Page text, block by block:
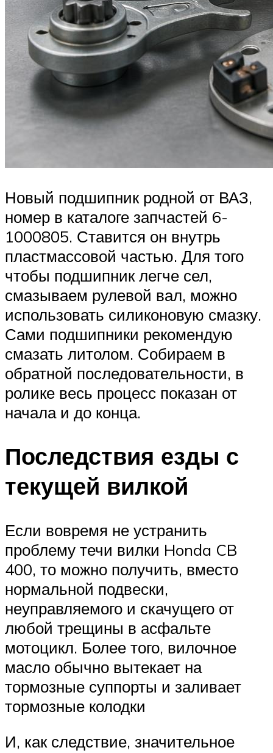
Новый подшипник родной от ВАЗ,
номер в каталоге запчастей 6-
1000805. Ставится он внутрь
пластмассовой частью. Для того
чтобы подшипник легче сел,
смазываем рулевой вал, можно
использовать силиконовую смазку.
Сами подшипники рекомендую
смазать литолом. Собираем в
обратной последовательности, в
ролике весь процесс показан от
начала и до конца.
Последствия езды с
текущей вилкой
Если вовремя не устранить
проблему течи вилки Honda CB
400, то можно получить, вместо
нормальной подвески,
неуправляемого и скачущего от
любой трещины в асфальте
мотоцикл. Более того, вилочное
масло обычно вытекает на
тормозные суппорты и заливает
тормозные колодки
И, как следствие, значительное